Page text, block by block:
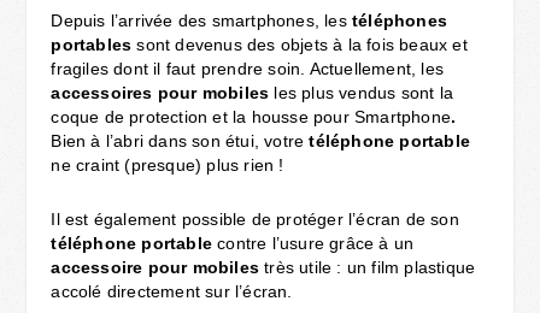
Depuis l’arrivée des smartphones, lestéléphones
portablessont devenus des objets à la fois beaux et
fragiles dont il faut prendre soin. Actuellement, les
accessoires pour mobiles les plus vendus sont la
coque de protection et la housse pour Smartphone.
Bien à l’abri dans son étui, votretéléphone portable
ne craint (presque) plus rien !
Il est également possible de protéger l’écran de son
téléphone portable contre l’usure grâce à un
accessoire pour mobilestrès utile : un film plastique
accolé directement sur l’écran.